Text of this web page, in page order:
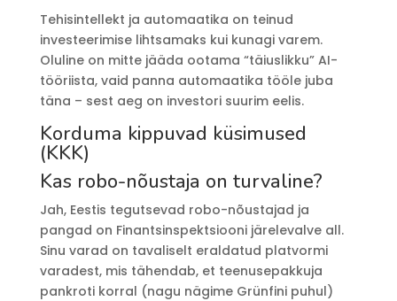
Tehisintellekt ja automaatika on teinud
investeerimise lihtsamaks kui kunagi varem.
Oluline on mitte jääda ootama “täiuslikku” AI-
tööriista, vaid panna automaatika tööle juba
täna – sest aeg on investori suurim eelis.
Korduma kippuvad küsimused
(KKK)
Kas robo-nõustaja on turvaline?
Jah, Eestis tegutsevad robo-nõustajad ja
pangad on Finantsinspektsiooni järelevalve all.
Sinu varad on tavaliselt eraldatud platvormi
varadest, mis tähendab, et teenusepakkuja
pankroti korral (nagu nägime Grünfini puhul)